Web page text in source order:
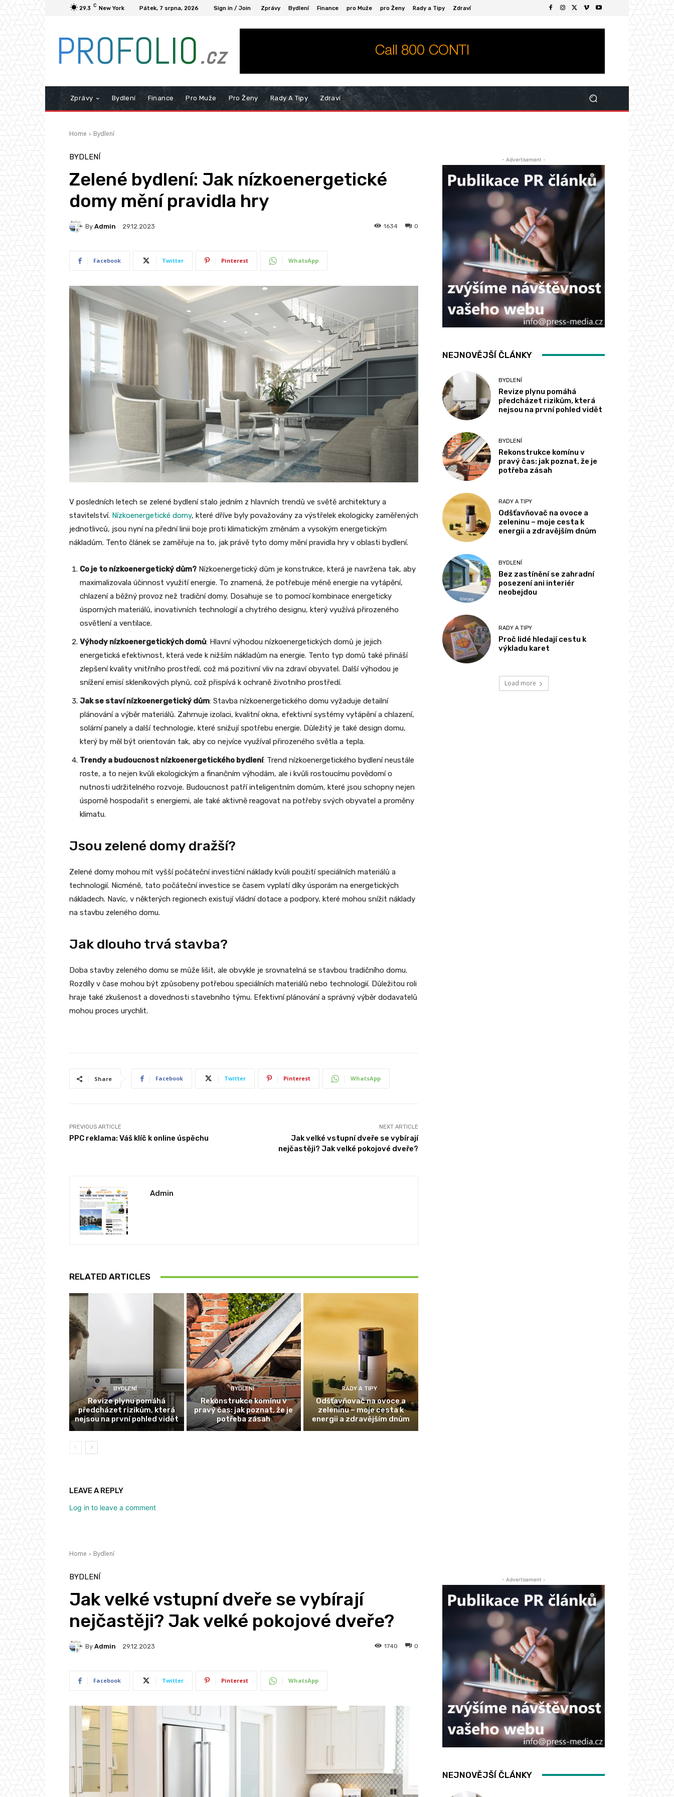
29.3 C New York Pátek, 7 srpna, 2026 Sign in / Join Zprávy Bydlení Finance pro Muže pro Ženy Rady a Tipy Zdraví
PROFOLIO.cz
Zprávy Bydlení Finance Pro Muže Pro Ženy Rady A Tipy Zdraví
Home Bydlení
BYDLENÍ
Zelené bydlení: Jak nízkoenergetické
domy mění pravidla hry
By Admin 29.12.2023 0
1634
Facebook Twitter Pinterest WhatsApp
V posledních letech se zelené bydlení stalo jedním z hlavních trendů ve světě architektury a
stavitelství. Nízkoenergetické domy, které dříve byly považovány za výstřelek ekologicky zaměřených
jednotlivců, jsou nyní na přední linii boje proti klimatickým změnám a vysokým energetickým
nákladům. Tento článek se zaměřuje na to, jak právě tyto domy mění pravidla hry v oblasti bydlení.
Co je to nízkoenergetický dům? Nízkoenergetický dům je konstrukce, která je navržena tak, aby
maximalizovala účinnost využití energie. To znamená, že potřebuje méně energie na vytápění,
chlazení a běžný provoz než tradiční domy. Dosahuje se to pomocí kombinace energeticky
úsporných materiálů, inovativních technologií a chytrého designu, který využívá přirozeného
osvětlení a ventilace.
Výhody nízkoenergetických domů: Hlavní výhodou nízkoenergetických domů je jejich
energetická efektivnost, která vede k nižším nákladům na energie. Tento typ domů také přináší
zlepšení kvality vnitřního prostředí, což má pozitivní vliv na zdraví obyvatel. Další výhodou je
snížení emisí skleníkových plynů, což přispívá k ochraně životního prostředí.
Jak se staví nízkoenergetický dům: Stavba nízkoenergetického domu vyžaduje detailní
plánování a výběr materiálů. Zahrnuje izolaci, kvalitní okna, efektivní systémy vytápění a chlazení,
solární panely a další technologie, které snižují spotřebu energie. Důležitý je také design domu,
který by měl být orientován tak, aby co nejvíce využíval přirozeného světla a tepla.
Trendy a budoucnost nízkoenergetického bydlení: Trend nízkoenergetického bydlení neustále
roste, a to nejen kvůli ekologickým a finančním výhodám, ale i kvůli rostoucímu povědomí o
nutnosti udržitelného rozvoje. Budoucnost patří inteligentním domům, které jsou schopny nejen
úsporně hospodařit s energiemi, ale také aktivně reagovat na potřeby svých obyvatel a proměny
klimatu.
Jsou zelené domy dražší?
Zelené domy mohou mít vyšší počáteční investiční náklady kvůli použití speciálních materiálů a
technologií. Nicméně, tato počáteční investice se časem vyplatí díky úsporám na energetických
nákladech. Navíc, v některých regionech existují vládní dotace a podpory, které mohou snížit náklady
na stavbu zeleného domu.
Jak dlouho trvá stavba?
Doba stavby zeleného domu se může lišit, ale obvykle je srovnatelná se stavbou tradičního domu.
Rozdíly v čase mohou být způsobeny potřebou speciálních materiálů nebo technologií. Důležitou roli
hraje také zkušenost a dovednosti stavebního týmu. Efektivní plánování a správný výběr dodavatelů
mohou proces urychlit.
Share Facebook Twitter Pinterest WhatsApp
PREVIOUS ARTICLE
PPC reklama: Váš klíč k online úspěchu
NEXT ARTICLE
Jak velké vstupní dveře se vybírají
nejčastěji? Jak velké pokojové dveře?
Admin
RELATED ARTICLES
BYDLENÍ
Revize plynu pomáhá
předcházet rizikům, která
nejsou na první pohled vidět
BYDLENÍ
Rekonstrukce komínu v
pravý čas: jak poznat, že je
potřeba zásah
RADY A TIPY
Odšťavňovač na ovoce a
zeleninu – moje cesta k
energii a zdravějším dnům
LEAVE A REPLY
Log in to leave a comment
- Advertisement -
NEJNOVĚJŠÍ ČLÁNKY
BYDLENÍ
Revize plynu pomáhá
předcházet rizikům, která
nejsou na první pohled vidět
BYDLENÍ
Rekonstrukce komínu v
pravý čas: jak poznat, že je
potřeba zásah
RADY A TIPY
Odšťavňovač na ovoce a
zeleninu – moje cesta k
energii a zdravějším dnům
BYDLENÍ
Bez zastínění se zahradní
posezení ani interiér
neobejdou
RADY A TIPY
Proč lidé hledají cestu k
výkladu karet
Load more